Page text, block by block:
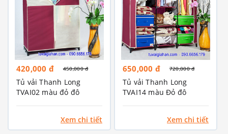
420,000 đ 450,000 đ
Tủ vải Thanh Long
TVAI02 màu đỏ đô
Xem chi tiết
650,000 đ 720,000 đ
Tủ vải Thanh Long
TVAI14 màu Đỏ đô
Xem chi tiết